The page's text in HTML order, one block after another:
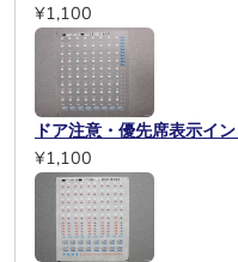
¥1,100
ドア注意・優先席表示イ
¥1,100